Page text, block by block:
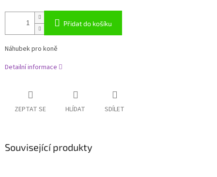
Přidat do košíku
Náhubek pro koně
Detailní informace
ZEPTAT SE HLÍDAT SDÍLET
Související produkty